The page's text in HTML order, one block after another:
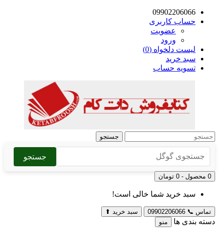
09902206066
حساب کاربری
عضویت
ورود
لیست دلخواه (0)
سبد خرید
تسویه حساب
جستجو
جستجو
0 محصول - 0 تومان
سبد خرید شما خالی است!
تماس 📞
09902206066 سبد خرید ⬆
دسته بندی ها منو